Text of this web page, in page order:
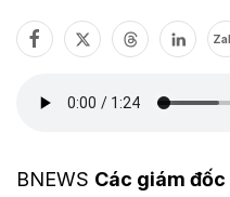
BNEWS Các giám đốc